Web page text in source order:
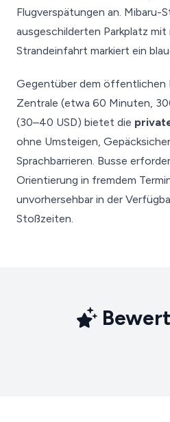
Flugverspätungen an. Mibaru-
ausgeschilderten Parkplatz
Strandeinfahrt markiert ein
Gegentüber dem öffentlichen
Zentrale (etwa 60 Minuten,
(30–40 USD) bietet die
ohne Umsteigen,
Sprachbarrieren. Busse
Orientierung in fremdem
unvorhersehbar in der
Stoßzeiten.